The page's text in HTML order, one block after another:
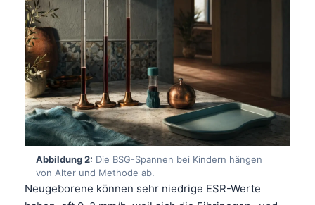
Abbildung 2: Die BSG-Spannen bei Kindern hängen
von Alter und Methode ab.
Neugeborene können sehr niedrige ESR-Werte